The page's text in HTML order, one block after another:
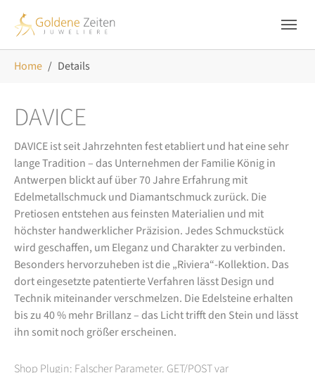
Home Details
DAVICE
DAVICE ist seit Jahrzehnten fest etabliert und hat eine sehr
lange Tradition – das Unternehmen der Familie König in
Antwerpen blickt auf über 70 Jahre Erfahrung mit
Edelmetallschmuck und Diamantschmuck zurück. Die
Pretiosen entstehen aus feinsten Materialien und mit
höchster handwerklicher Präzision. Jedes Schmuckstück
wird geschaffen, um Eleganz und Charakter zu verbinden.
Besonders hervorzuheben ist die „Riviera“-Kollektion. Das
dort eingesetzte patentierte Verfahren lässt Design und
Technik miteinander verschmelzen. Die Edelsteine erhalten
bis zu 40 % mehr Brillanz – das Licht trifft den Stein und lässt
ihn somit noch größer erscheinen.
Shop Plugin: Falscher Parameter. GET/POST var